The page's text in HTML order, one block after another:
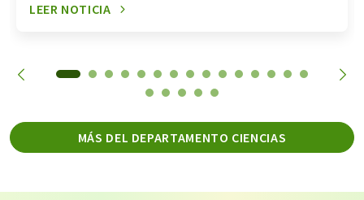
LEER NOTICIA
MÁS DEL DEPARTAMENTO CIENCIAS